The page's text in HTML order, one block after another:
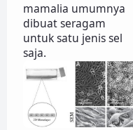
mamalia umumnya
dibuat seragam
untuk satu jenis sel
saja.